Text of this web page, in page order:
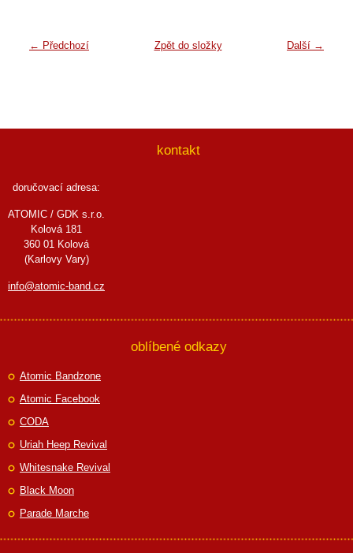
← Předchozí Další →
Zpět do složky
kontakt
doručovací adresa:
ATOMIC / GDK s.r.o.
Kolová 181
360 01 Kolová
(Karlovy Vary)
info@atomic-band.cz
oblíbené odkazy
Atomic Bandzone
Atomic Facebook
CODA
Uriah Heep Revival
Whitesnake Revival
Black Moon
Parade Marche